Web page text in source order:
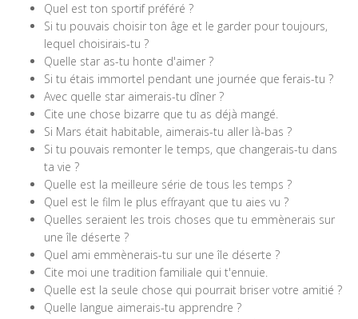
Quel est ton sportif préféré ?
Si tu pouvais choisir ton âge et le garder pour toujours,
lequel choisirais-tu ?
Quelle star as-tu honte d'aimer ?
Si tu étais immortel pendant une journée que ferais-tu ?
Avec quelle star aimerais-tu dîner ?
Cite une chose bizarre que tu as déjà mangé.
Si Mars était habitable, aimerais-tu aller là-bas ?
Si tu pouvais remonter le temps, que changerais-tu dans
ta vie ?
Quelle est la meilleure série de tous les temps ?
Quel est le film le plus effrayant que tu aies vu ?
Quelles seraient les trois choses que tu emmènerais sur
une île déserte ?
Quel ami emmènerais-tu sur une île déserte ?
Cite moi une tradition familiale qui t'ennuie.
Quelle est la seule chose qui pourrait briser votre amitié ?
Quelle langue aimerais-tu apprendre ?